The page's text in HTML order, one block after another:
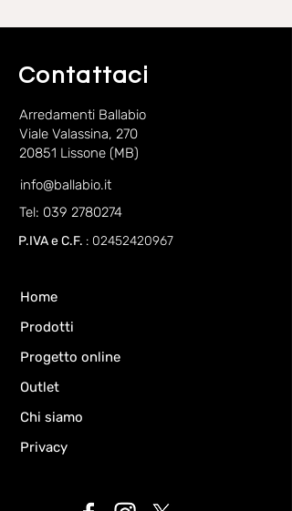
Contattaci
Arredamenti Ballabio
Viale Valassina, 270
20851 Lissone (MB)
info@ballabio.it
Tel: 039 2780274
P.IVA e C.F. : 02452420967
Home
Prodotti
Progetto online
Outlet
Chi siamo
Privacy